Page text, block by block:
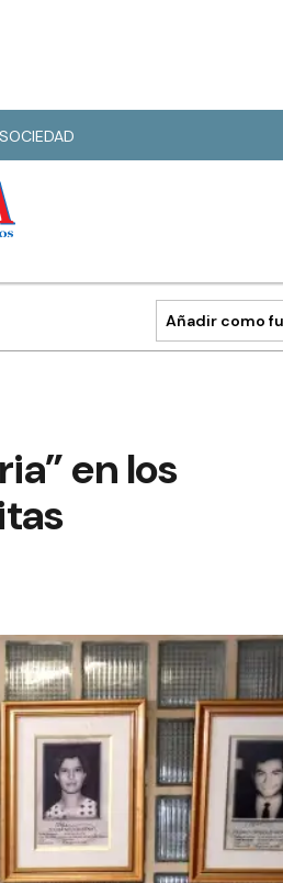
SOCIEDAD
Añadir como
en los